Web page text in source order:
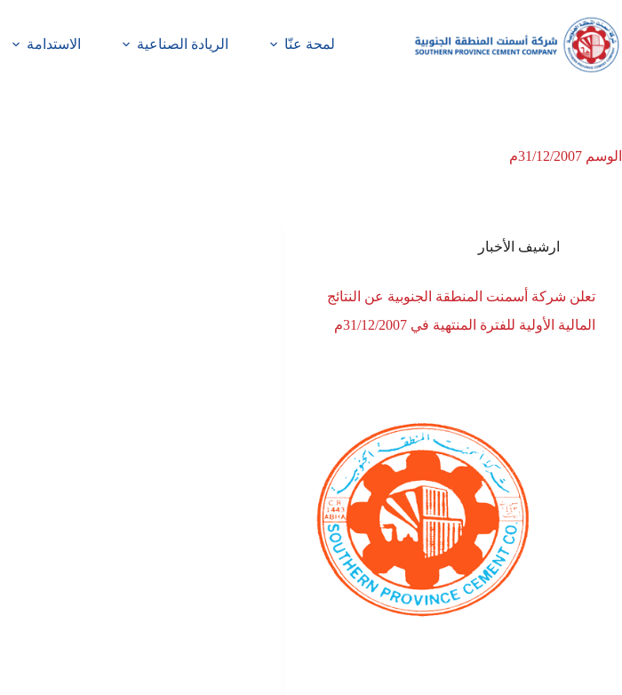
لمحة عنّا الريادة الصناعية الاستدامة
الوسم
ارشيف الأخبار
تعلن شركة أسمنت المنطقة الجنوبية عن النتائج
المالية الأولية للفترة المنتهية في 31/12/2007م